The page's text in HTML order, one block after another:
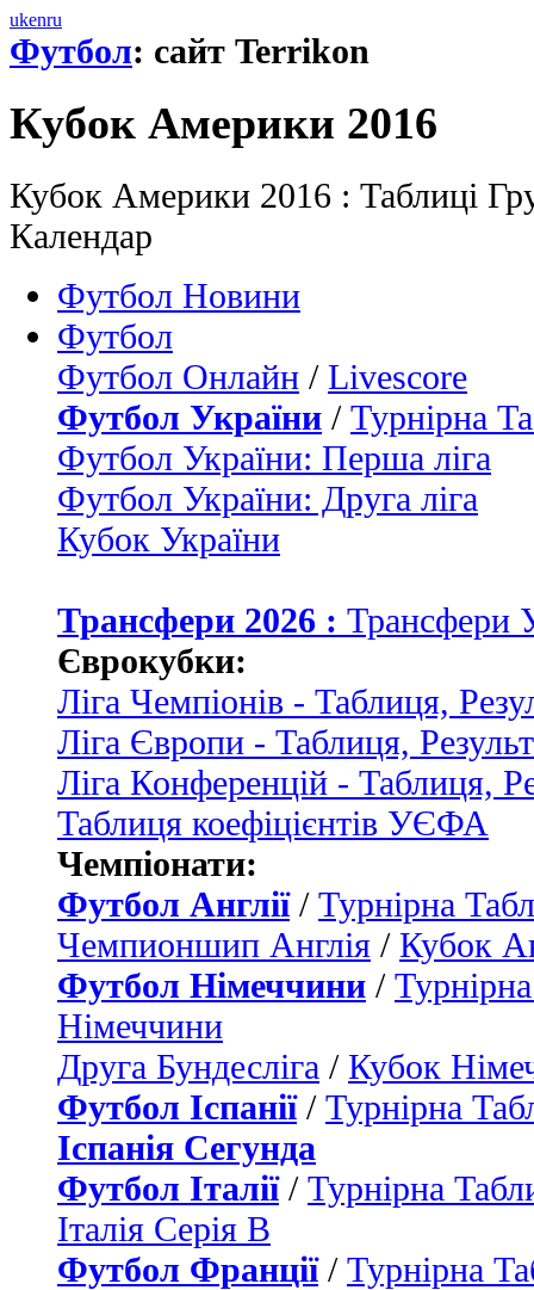
ukenru
Футбол: сайт Terrikon
Кубок Америки 2016
Кубок Америки 2016 : Таблиці
Календар
Футбол Новини
Футбол
Футбол Онлайн / Livescore
Футбол України / Турнірна
Футбол України: Перша ліга
Футбол України: Друга ліга
Кубок України
Трансфери 2026 : Трансфери
Єврокубки:
Ліга Чемпіонів - Таблиця,
Ліга Європи - Таблиця,
Ліга Конференцій - Таблиця,
Таблиця коефіцієнтів УЄФА
Чемпіонати:
Футбол Англії/ Турнірна
Чемпионшип Англія / Кубок
Футбол Німеччини /
Німеччини
Друга Бундесліга / Кубок
Футбол Іспанії/ Турнірна
Іспанія Сегунда
Футбол Італії/ Турнірна
Італія Серія B
Футбол Франції/ Турнірна